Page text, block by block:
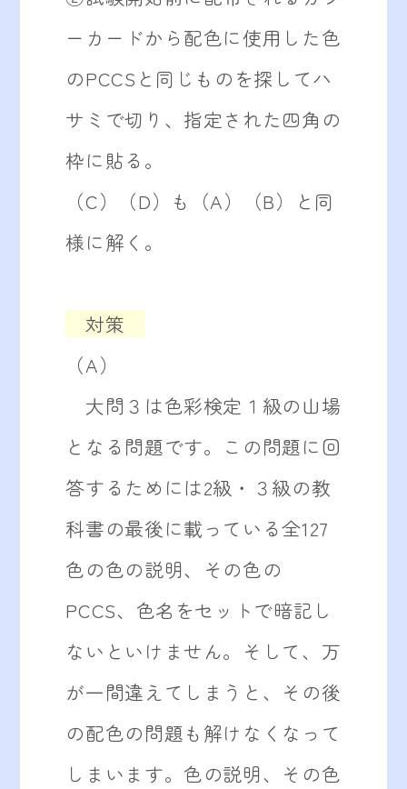
ーカードから配色に使用した色
のPCCSと同じものを探してハ
サミで切り、指定された四角の
枠に貼る。
（C）（D）も（A）（B）と同
様に解く。
対策
（A）
大問３は色彩検定１級の山場
となる問題です。この問題に回
答するためには2級・３級の教
科書の最後に載っている全127
色の色の説明、その色の
PCCS、色名をセットで暗記し
ないといけません。そして、万
が一間違えてしまうと、その後
の配色の問題も解けなくなって
しまいます。色の説明、その色